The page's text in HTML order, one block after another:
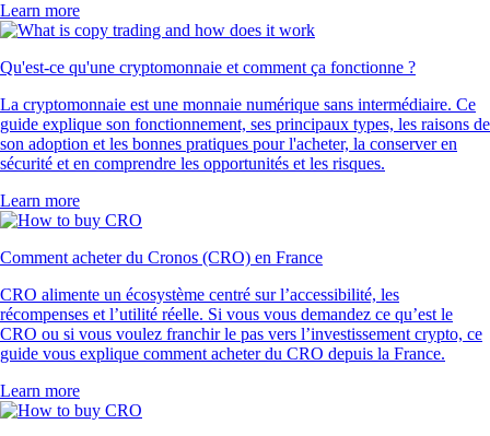
Learn more
Qu'est-ce qu'une cryptomonnaie et comment ça fonctionne ?
La cryptomonnaie est une monnaie numérique sans intermédiaire. Ce
guide explique son fonctionnement, ses principaux types, les raisons de
son adoption et les bonnes pratiques pour l'acheter, la conserver en
sécurité et en comprendre les opportunités et les risques.
Learn more
Comment acheter du Cronos (CRO) en France
CRO alimente un écosystème centré sur l’accessibilité, les
récompenses et l’utilité réelle. Si vous vous demandez ce qu’est le
CRO ou si vous voulez franchir le pas vers l’investissement crypto, ce
guide vous explique comment acheter du CRO depuis la France.
Learn more